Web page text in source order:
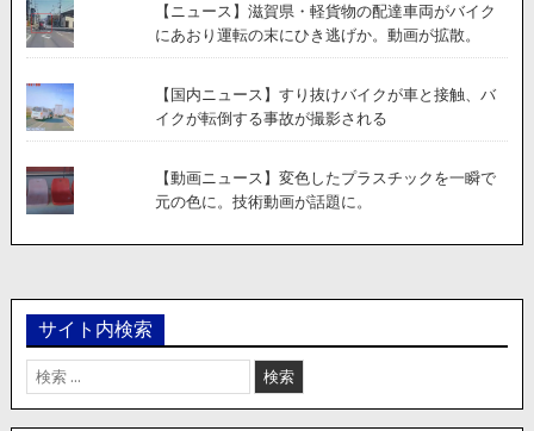
【ニュース】滋賀県・軽貨物の配達車両がバイク
にあおり運転の末にひき逃げか。動画が拡散。
【国内ニュース】すり抜けバイクが車と接触、バ
イクが転倒する事故が撮影される
【動画ニュース】変色したプラスチックを一瞬で
元の色に。技術動画が話題に。
サイト内検索
検
索: